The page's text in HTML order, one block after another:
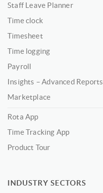
Staff Leave Planner
Time clock
Timesheet
Time logging
Payroll
Insights – Advanced Reports
Marketplace
Rota App
Time Tracking App
Product Tour
INDUSTRY SECTORS